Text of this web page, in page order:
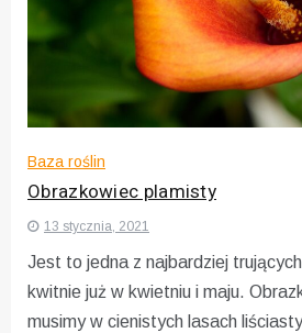
Baza roślin
Obrazkowiec plamisty
13 stycznia, 2021
Jest to jedna z najbardziej
kwitnie już w kwietniu i maju.
musimy w cienistych lasach